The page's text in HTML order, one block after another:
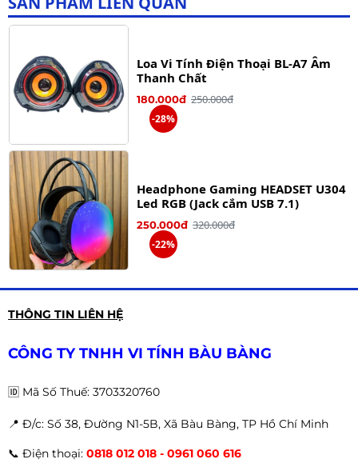
Loa Vi Tính Điện Thoại BL-A7 Âm
Thanh Chất
180.000đ 250.000đ
-28%
Headphone Gaming HEADSET U304
Led RGB (Jack cắm USB 7.1)
250.000đ 320.000đ
-22%
130.000đ 180.000đ
Nối Jack USB (7.1 Surround) | Đen |
THÔNG TIN LIÊN HỆ
CÔNG TY TNHH VI TÍNH BÀU BÀNG
🆔 Mã Số Thuế: 3703320760
📍 Đ/c: Số 38, Đường N1-5B, Xã Bàu Bàng, TP Hồ Chí Minh
📞 Điện thoại: 0818 012 018 - 0961 060 616